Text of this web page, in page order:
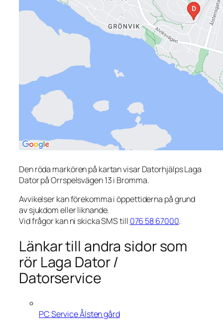
Den röda markören på kartan visar Datorhjälps Laga
Dator på Orrspelsvägen 13 i Bromma.
Avvikelser kan förekomma i öppettiderna på grund
av sjukdom eller liknande.
Vid frågor kan ni skicka SMS till 076 58 67000.
Länkar till andra sidor som
rör Laga Dator /
Datorservice
PC Service Ålsten gård